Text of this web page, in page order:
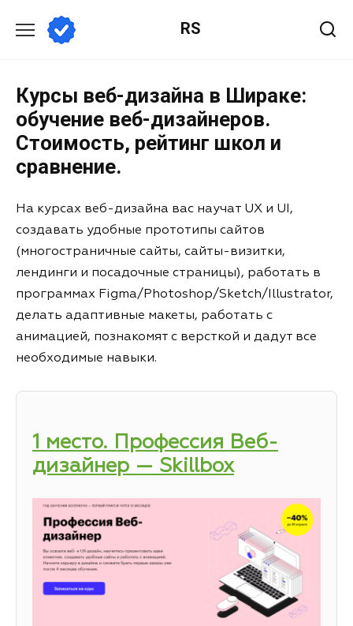
RS
Курсы веб-дизайна в Шираке:
обучение веб-дизайнеров.
Стоимость, рейтинг школ и
сравнение.
На курсах веб-дизайна вас научат UX и UI,
создавать удобные прототипы сайтов
(многостраничные сайты, сайты-визитки,
лендинги и посадочные страницы), работать в
программах Figma/Photoshop/Sketch/Illustrator,
делать адаптивные макеты, работать с
анимацией, познакомят с версткой и дадут все
необходимые навыки.
1 место. Профессия Веб-
дизайнер — Skillbox